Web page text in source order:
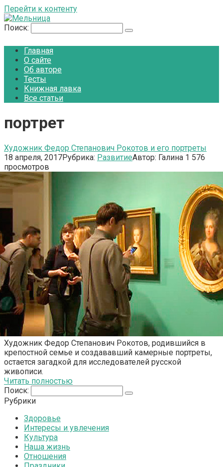
Перейти к контенту
Поиск:
Главная
О сайте
Об авторе
Тесты
Книжная лавка
Все статьи
портрет
Художник Федор Степанович Рокотов и его портреты
18 апреля, 2017Рубрика: РазвитиеАвтор: Галина 1 576
просмотров
Художник Федор Степанович Рокотов, родившийся в
крепостной семье и создававший камерные портреты,
остается загадкой для исследователей русской
живописи.
Читать полностью
Поиск:
Рубрики
Здоровье
Интересы и увлечения
Культура
Наша жизнь
Отношения